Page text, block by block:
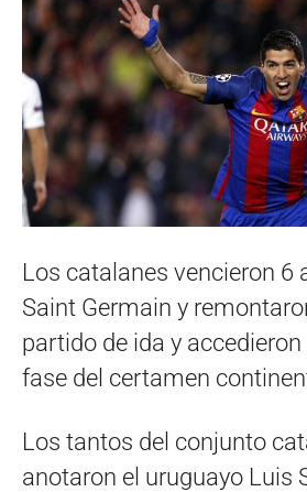
Los catalanes vencieron 6
Saint Germain y
partido de ida y
fase del certamen
Los tantos del conjunto
anotaron el uruguayo Luis